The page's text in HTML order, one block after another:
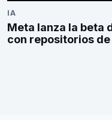
IA
Meta lanza la beta
con repositorios